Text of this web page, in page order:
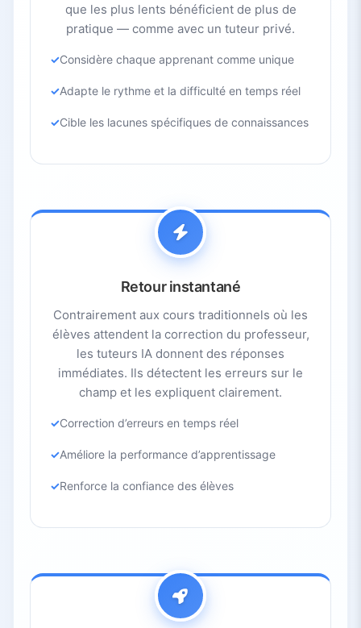
que les plus lents bénéficient de plus de
pratique — comme avec un tuteur privé.
Considère chaque apprenant comme unique
Adapte le rythme et la difficulté en temps réel
Cible les lacunes spécifiques de connaissances
Retour instantané
Contrairement aux cours traditionnels où les
élèves attendent la correction du professeur,
les tuteurs IA donnent des réponses
immédiates. Ils détectent les erreurs sur le
champ et les expliquent clairement.
Correction d’erreurs en temps réel
Améliore la performance d’apprentissage
Renforce la confiance des élèves